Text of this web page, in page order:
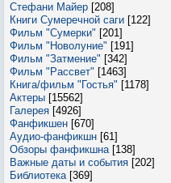
Стефани Майер [208]
Книги Сумеречной саги [122]
Фильм "Сумерки" [201]
Фильм "Новолуние" [191]
Фильм "Затмение" [342]
Фильм "Рассвет" [1463]
Книга/фильм "Гостья" [1178]
Актеры [15562]
Галерея [4926]
Фанфикшен [670]
Аудио-фанфикшн [61]
Обзоры фанфикшна [138]
Важные даты и события [202]
Библиотека [369]